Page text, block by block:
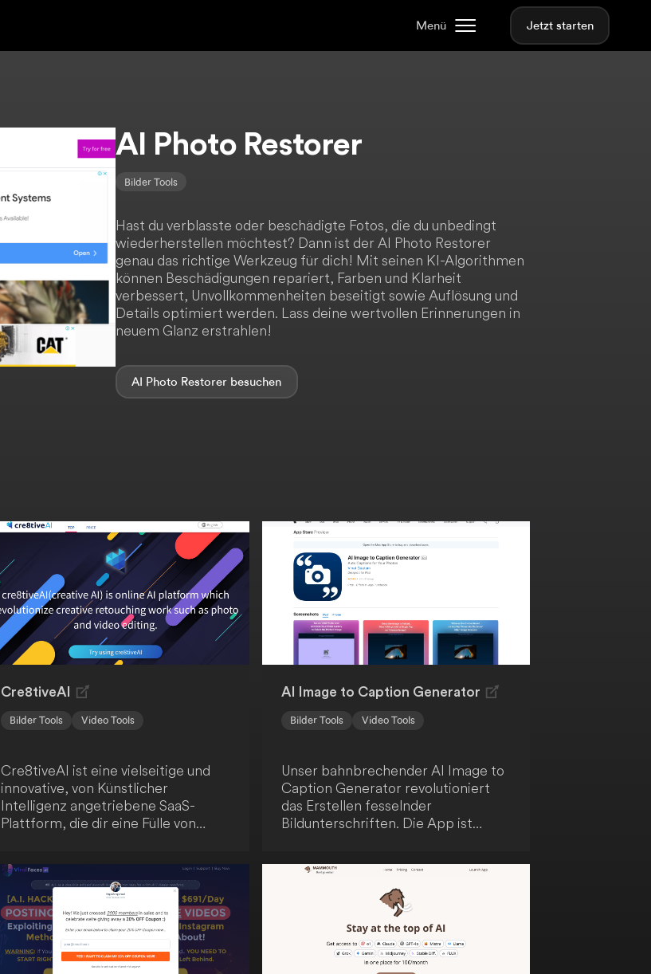
Menü Jetzt starten
AI Photo Restorer
Bilder Tools
Hast du verblasste oder beschädigte Fotos, die du unbedingt
wiederherstellen möchtest? Dann ist der AI Photo Restorer
genau das richtige Werkzeug für dich! Mit seinen KI-Algorithmen
können Beschädigungen repariert, Farben und Klarheit
verbessert, Unvollkommenheiten beseitigt sowie Auflösung und
Details optimiert werden. Lass deine wertvollen Erinnerungen in
neuem Glanz erstrahlen!
AI Photo Restorer
Cre8tiveAI
Bilder Tools Video Tools
Cre8tiveAI ist eine vielseitige und
innovative, von Künstlicher
Intelligenz angetriebene SaaS-
Plattform, die dir eine Fülle von
Bearbeitungsaufgaben bietet. Die
Plattform bietet blitzschnelle
Lösungen, wobei Aufgaben in
weniger als 10 Sekunden erledigt
werden. Cre8tiveAI revolutioniert
den kreativen Bearbeitungsprozess.
AI Image to Caption Generator
Bilder Tools Video Tools
Unser bahnbrechender AI Image to
Caption Generator revolutioniert
das Erstellen fesselnder
Bildunterschriften. Die App ist
perfekter Bildunterschriften
abzunehmen. Es handelt sich um die
Zukunft der Bildunterschriften, die
deine atemberaubenden Fotos
optimal zur Geltung bringt.